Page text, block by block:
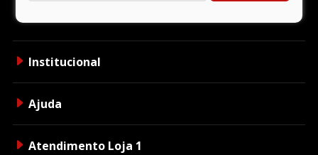
Institucional
Ajuda
Atendimento Loja 1